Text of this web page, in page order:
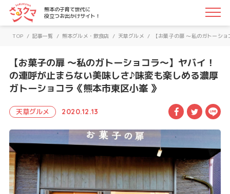
さるクマ-さるこう、熊本-｜熊本の子育て世代に役立つお
熊本の子育て世代に
役立つお出かけサイト！
TOP / 記事一覧 / 熊本グルメ・飲食店 / 天草グルメ / 【お菓子の扉 ～私のガトーシ
【お菓子の扉 ～私のガトーショコラ～】ヤバイ！
の連呼が止まらない美味しさ♪味変も楽しめる濃厚
ガトーショコラ《熊本市東区小峯 》
天草グルメ 2020.12.13 Facebook